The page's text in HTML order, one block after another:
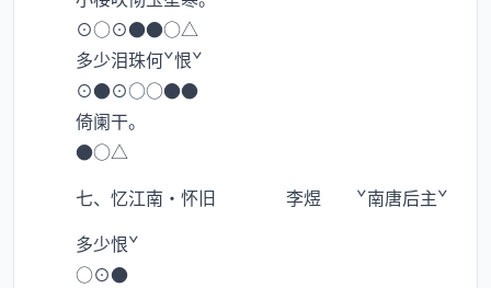
⊙○⊙●●○△
多少泪珠何ˇ恨ˇ
⊙●⊙○○●●
倚阑干。
●○△
七、忆江南·怀旧 李煜 ˇ南唐后主ˇ
多少恨ˇ
○⊙●